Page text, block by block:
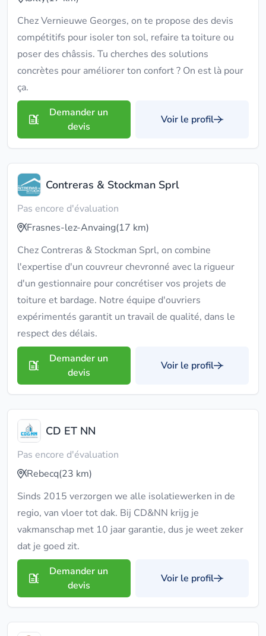
Chez Vernieuwe Georges, on te propose des devis
compétitifs pour isoler ton sol, refaire ta toiture ou
poser des châssis. Tu cherches des solutions
concrètes pour améliorer ton confort ? On est là pour
ça.
Demander un
devis
Voir le profil
Contreras & Stockman Sprl
Pas encore d'évaluation
Frasnes-lez-Anvaing(17 km)
Chez Contreras & Stockman Sprl, on combine
l'expertise d'un couvreur chevronné avec la rigueur
d'un gestionnaire pour concrétiser vos projets de
toiture et bardage. Notre équipe d'ouvriers
expérimentés garantit un travail de qualité, dans le
respect des délais.
Demander un
devis
Voir le profil
CD ET NN
Pas encore d'évaluation
Rebecq(23 km)
Sinds 2015 verzorgen we alle isolatiewerken in de
regio, van vloer tot dak. Bij CD&NN krijg je
vakmanschap met 10 jaar garantie, dus je weet zeker
dat je goed zit.
Demander un
devis
Voir le profil